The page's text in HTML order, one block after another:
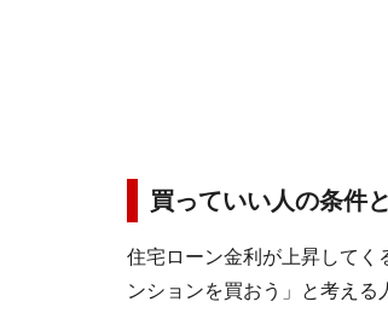
買っていい人の条件
住宅ローン金利が上昇してく
ンションを買おう」と考え